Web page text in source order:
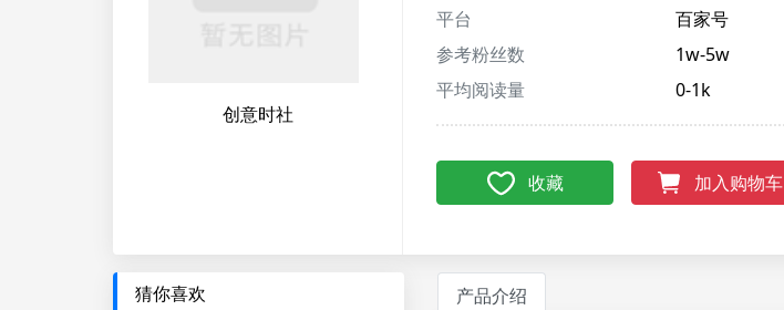
创意时社
平台
百家号
参考粉丝数
1w-5w
平均阅读量
0-1k
收藏 加入购物车
猜你喜欢 产品介绍